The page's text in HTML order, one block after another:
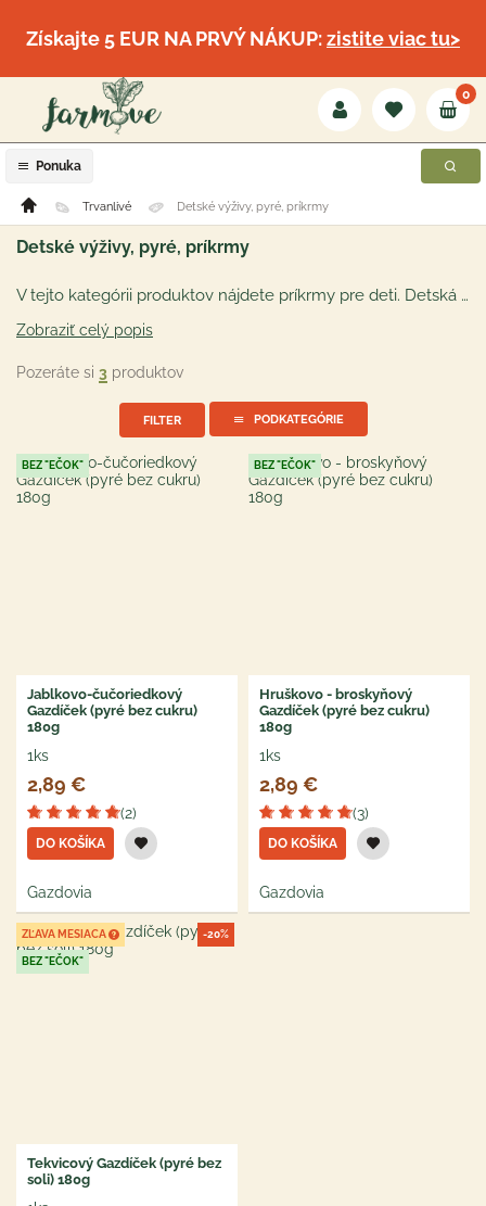
Získajte 5 EUR NA PRVÝ NÁKUP:zistite viac tu>
Ponuka
0
Trvanlivé Detské výživy, pyré, príkrmy
Detské výživy, pyré, príkrmy
V tejto kategórii produktov nájdete príkrmy pre deti. Detská výživa je však vhodná nielen pre najmenších, ale pochutia si na nej aj dospelí :). Nájdete tu ovocné aj zeleninové príkrmy pre bábätká, klasickú dojčenskú výživu. Prvé príkrmy pre dieťatko tak nebudú žiadnou vedou a hodia sa na cesty a výlety :).
Zobraziť celý popis
Pozeráte si 3 produktov
FILTER PODKATEGÓRIE
BEZ "EČOK"
Jablkovo-čučoriedkový
Gazdíček (pyré bez cukru)
180g
1ks
2,89 €
(2)
DO KOŠÍKA
Gazdovia
BEZ "EČOK"
Hruškovo - broskyňový
Gazdíček (pyré bez cukru)
180g
1ks
2,89 €
(3)
DO KOŠÍKA
Gazdovia
-20%
ZĽAVA MESIACA
BEZ "EČOK"
Tekvicový Gazdíček (pyré bez
soli) 180g